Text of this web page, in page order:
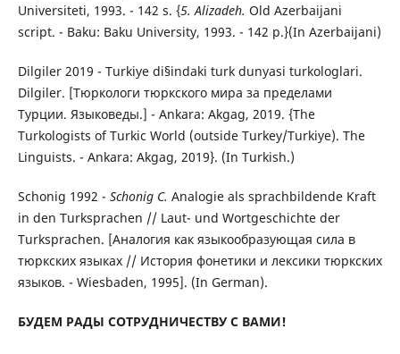
Universiteti, 1993. - 142 s. {5. Alizadeh. Old Azerbaijani
script. - Baku: Baku University, 1993. - 142 p.}(In Azerbaijani)
Dilgiler 2019 - Turkiye di§indaki turk dunyasi turkologlari.
Dilgiler. [Тюркологи тюркского мира за пределами
Турции. Языковеды.] - Ankara: Akgag, 2019. {The
Turkologists of Turkic World (outside Turkey/Turkiye). The
Linguists. - Ankara: Akgag, 2019}. (In Turkish.)
Schonig 1992 - Schonig C. Analogie als sprachbildende Kraft
in den Turksprachen // Laut- und Wortgeschichte der
Turksprachen. [Аналогия как языкообразующая сила в
тюркских языках // История фонетики и лексики тюркских
языков. - Wiesbaden, 1995]. (In German).
БУДЕМ РАДЫ СОТРУДНИЧЕСТВУ С ВАМИ!